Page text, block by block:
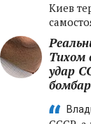
Киев
Тихом
удар